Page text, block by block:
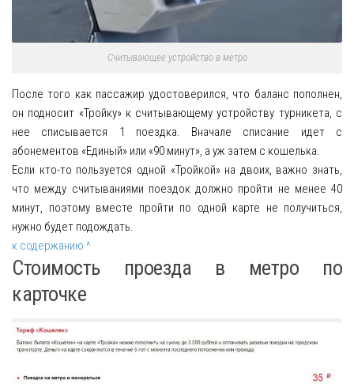
Считывающее устройство в метро
После того как пассажир удостоверился, что баланс пополнен,
он подносит «Тройку» к считывающему устройству турникета, с
нее списывается 1 поездка. Вначале списание идет с
абонементов «Единый» или «90 минут», а уж затем с кошелька.
Если кто-то пользуется одной «Тройкой» на двоих, важно знать,
что между считываниями поездок должно пройти не менее 40
минут, поэтому вместе пройти по одной карте не получиться,
нужно будет подождать.
к содержанию ^
Стоимость проезда в метро по
карточке